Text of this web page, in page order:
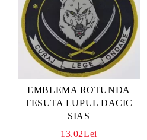
EMBLEMA ROTUNDA
TESUTA LUPUL DACIC
SIAS
13.02Lei